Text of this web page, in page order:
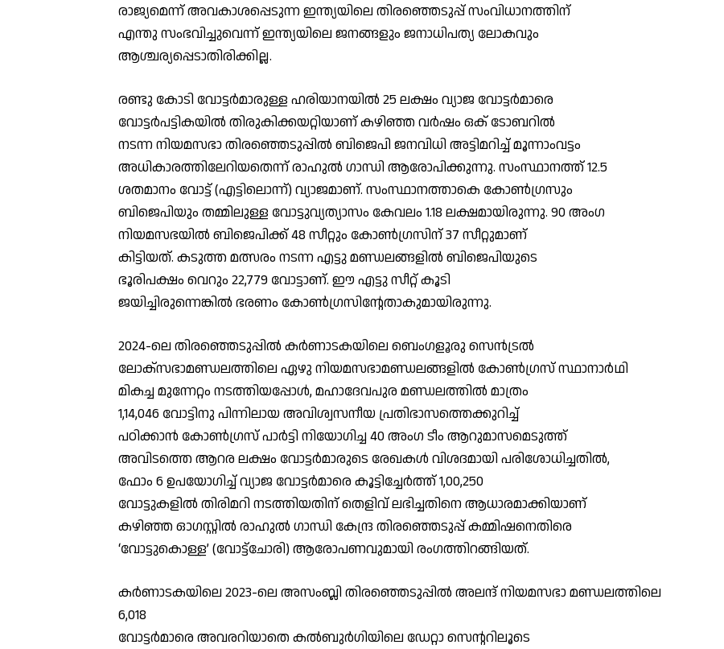
രാജ്യമെന്ന് അവകാശപ്പെടുന്ന ഇന്ത്യയിലെ തിരഞ്ഞെടുപ്പ് സംവിധാനത്തിന്
എന്തു സംഭവിച്ചുവെന്ന് ഇന്ത്യയിലെ ജനങ്ങളും ജനാധിപത്യ ലോകവും
ആശ്ചര്യപ്പെടാതിരിക്കില്ല.
രണ്ടു കോടി വോട്ടര്‍മാരുള്ള ഹരിയാനയില്‍ 25 ലക്ഷം വ്യാജ വോട്ടര്‍മാരെ
വോട്ടര്‍പട്ടികയില്‍ തിരുകിക്കയറ്റിയാണ് കഴിഞ്ഞ വര്‍ഷം ഒക് ടോബറില്‍
നടന്ന നിയമസഭാ തിരഞ്ഞെടുപ്പില്‍ ബിജെപി ജനവിധി അട്ടിമറിച്ച് മൂന്നാംവട്ടം
അധികാരത്തിലേറിയതെന്ന് രാഹുല്‍ ഗാന്ധി ആരോപിക്കുന്നു. സംസ്ഥാനത്ത് 12.5
ശതമാനം വോട്ട് (എട്ടിലൊന്ന്) വ്യാജമാണ്. സംസ്ഥാനത്താകെ കോണ്‍ഗ്രസും
ബിജെപിയും തമ്മിലുള്ള വോട്ടുവ്യത്യാസം കേവലം 1.18 ലക്ഷമായിരുന്നു. 90 അംഗ
നിയമസഭയില്‍ ബിജെപിക്ക് 48 സീറ്റും കോണ്‍ഗ്രസിന് 37 സീറ്റുമാണ്
കിട്ടിയത്. കടുത്ത മത്സരം നടന്ന എട്ടു മണ്ഡലങ്ങളില്‍ ബിജെപിയുടെ
ഭൂരിപക്ഷം വെറും 22,779 വോട്ടാണ്. ഈ എട്ടു സീറ്റ് കൂടി
ജയിച്ചിരുന്നെങ്കില്‍ ഭരണം കോണ്‍ഗ്രസിന്റേതാകുമായിരുന്നു.
2024-ലെ തിരഞ്ഞെടുപ്പില്‍ കര്‍ണാടകയിലെ ബെംഗളൂരു സെന്‍ട്രല്‍
ലോക്‌സഭാമണ്ഡലത്തിലെ ഏഴു നിയമസഭാമണ്ഡലങ്ങളില്‍ കോണ്‍ഗ്രസ് സ്ഥാനാര്‍ഥി
മികച്ച മുന്നേറ്റം നടത്തിയപ്പോള്‍, മഹാദേവപുര മണ്ഡലത്തില്‍ മാത്രം
1,14,046 വോട്ടിനു പിന്നിലായ അവിശ്വസനീയ പ്രതിഭാസത്തെക്കുറിച്ച്
പഠിക്കാന്‍ കോണ്‍ഗ്രസ് പാര്‍ട്ടി നിയോഗിച്ച 40 അംഗ ടീം ആറുമാസമെടുത്ത്
അവിടത്തെ ആറര ലക്ഷം വോട്ടര്‍മാരുടെ രേഖകള്‍ വിശദമായി പരിശോധിച്ചതില്‍,
ഫോം 6 ഉപയോഗിച്ച് വ്യാജ വോട്ടര്‍മാരെ കൂട്ടിച്ചേര്‍ത്ത് 1,00,250
വോട്ടുകളില്‍ തിരിമറി നടത്തിയതിന് തെളിവ് ലഭിച്ചതിനെ ആധാരമാക്കിയാണ്
കഴിഞ്ഞ ഓഗസ്റ്റില്‍ രാഹുല്‍ ഗാന്ധി കേന്ദ്ര തിരഞ്ഞെടുപ്പ് കമ്മിഷനെതിരെ
‘വോട്ടുകൊള്ള’ (വോട്ട്ചോരി) ആരോപണവുമായി രംഗത്തിറങ്ങിയത്.
കര്‍ണാടകയിലെ 2023-ലെ അസംബ്ലി തിരഞ്ഞെടുപ്പില്‍ അലന്ദ് നിയമസഭാ മണ്ഡലത്തിലെ
6,018
വോട്ടര്‍മാരെ അവരറിയാതെ കല്‍ബുര്‍ഗിയിലെ ഡേറ്റാ സെന്ററിലൂടെ